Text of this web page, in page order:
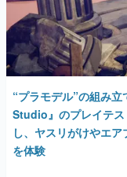
“プラモデル”の組み
Studio』のプレイテス
し、ヤスリがけやエ
を体験